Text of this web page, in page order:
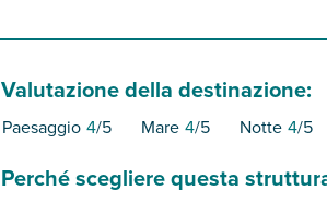
Valutazione della destinazione:
Paesaggio 4/5 Mare 4/5 Notte 4/5
Perché scegliere questa